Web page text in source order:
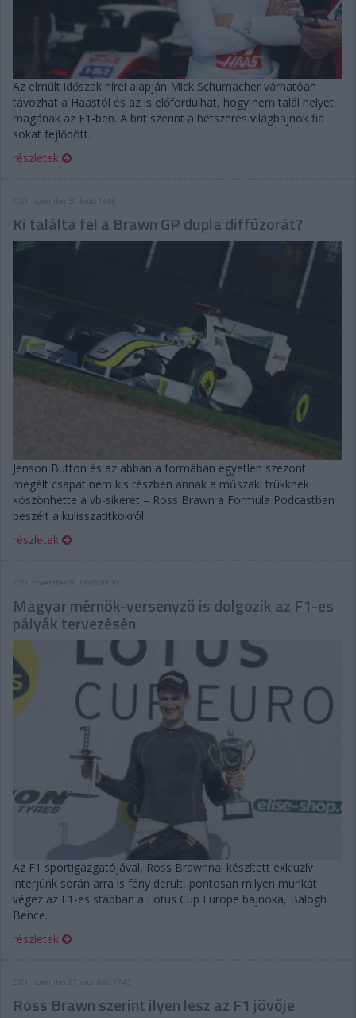
Az elmúlt időszak hírei alapján Mick Schumacher várhatóan
távozhat a Haastól és az is előfordulhat, hogy nem talál helyet
magának az F1-ben. A brit szerint a hétszeres világbajnok fia
sokat fejlődött.
részletek
2021. november 30. kedd, 14:06
Ki találta fel a Brawn GP dupla diffúzorát?
Jenson Button és az abban a formában egyetlen szezont
megélt csapat nem kis részben annak a műszaki trükknek
köszönhette a vb-sikerét – Ross Brawn a Formula Podcastban
beszélt a kulisszatitkokról.
részletek
2021. november 29. hétfő, 09:30
Magyar mérnök-versenyző is dolgozik az F1-es
pályák tervezésén
Az F1 sportigazgatójával, Ross Brawnnal készített exkluzív
interjúnk során arra is fény derült, pontosan milyen munkát
végez az F1-es stábban a Lotus Cup Europe bajnoka, Balogh
Bence.
részletek
2021. november 27. szombat, 17:43
Ross Brawn szerint ilyen lesz az F1 jövője